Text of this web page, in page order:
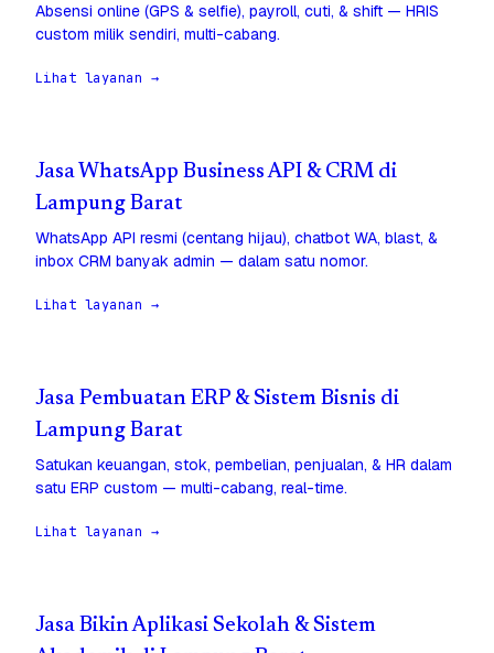
Absensi online (GPS & selfie), payroll, cuti, & shift — HRIS
custom milik sendiri, multi-cabang.
Lihat layanan →
Jasa WhatsApp Business API & CRM di
Lampung Barat
WhatsApp API resmi (centang hijau), chatbot WA, blast, &
inbox CRM banyak admin — dalam satu nomor.
Lihat layanan →
Jasa Pembuatan ERP & Sistem Bisnis di
Lampung Barat
Satukan keuangan, stok, pembelian, penjualan, & HR dalam
satu ERP custom — multi-cabang, real-time.
Lihat layanan →
Jasa Bikin Aplikasi Sekolah & Sistem